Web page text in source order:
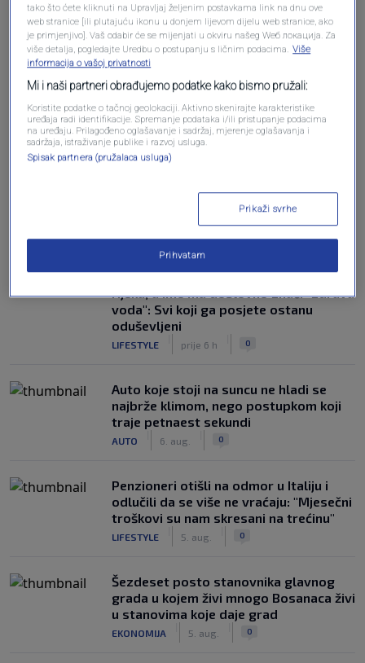
Oglas
NAJČITANIJE
Susjedi pišu o gradu u BiH na devet
rijeka, a ime mu doslovno znači "zdrava
voda": Svi koji ga posjete ostanu
oduševljeni
LIFESTYLE prije 6 h 0
Auto koje stoji na suncu ne hladi se
najbrže klimom, nego postupkom koji
traje petnaest sekundi
AUTO 6. aug. 0
Penzioneri otišli na odmor u Italiju i
odlučili da se više ne vraćaju: "Mjesečni
troškovi su nam skresani na trećinu"
LIFESTYLE 5. aug. 0
Šezdeset posto stanovnika glavnog
grada u kojem živi mnogo Bosanaca živi
u stanovima koje daje grad
EKONOMIJA 5. aug. 0
tako što ćete kliknuti na Upravljaj željenim postavkama link na dnu ove
web stranice [ili plutajuću ikonu u donjem lijevom dijelu web stranice, ako
je primjenjivo]. Vaš odabir će se mijenjati u okviru našeg Wеб локација. Za
više detalja, pogledajte Uredbu o postupanju s ličnim podacima. Više
informacija o vašoj privatnosti
Mi i naši partneri obrađujemo podatke kako bismo pružali:
Koristite podatke o tačnoj geolokaciji. Aktivno skenirajte karakteristike
uređaja radi identifikacije. Spremanje podataka i/ili pristupanje podacima
na uređaju. Prilagođeno oglašavanje i sadržaj, mjerenje oglašavanja i
sadržaja, istraživanje publike i razvoj usluga.
Spisak partnera (pružalaca usluga)
Prikaži svrhe
Prihvatam